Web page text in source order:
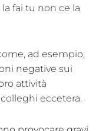
la fai tu non ce la
ad esempio,
negative sui
attività
eccetera.